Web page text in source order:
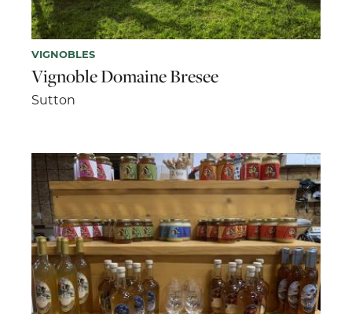
VIGNOBLES
Vignoble Domaine Bresee
Sutton